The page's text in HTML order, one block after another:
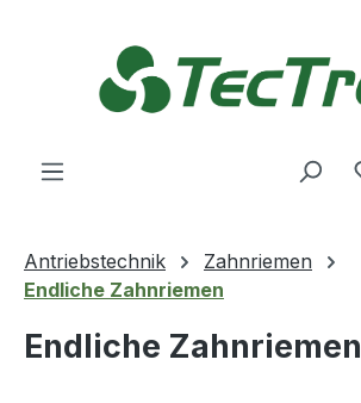
Antriebstechnik
Zahnriemen
Endliche Zahnriemen
Endliche Zahnriemen